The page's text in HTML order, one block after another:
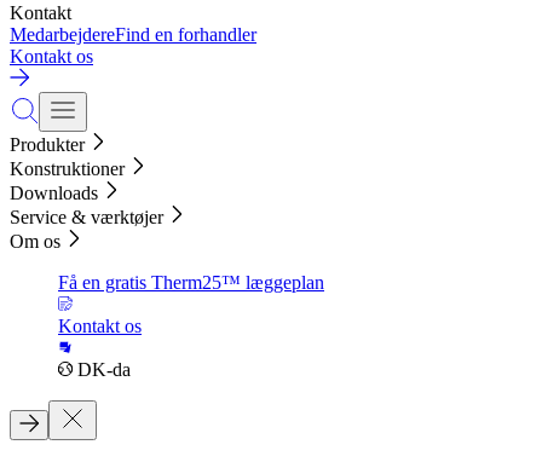
Kontakt
MedarbejdereFind en forhandler
Kontakt os
Produkter
Konstruktioner
Downloads
Service & værktøjer
Om os
Få en gratis Therm25™ læggeplan
Kontakt os
DK-da